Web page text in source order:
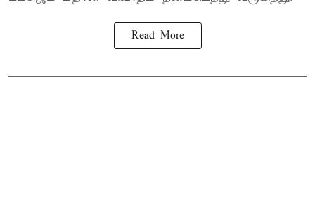
Read More